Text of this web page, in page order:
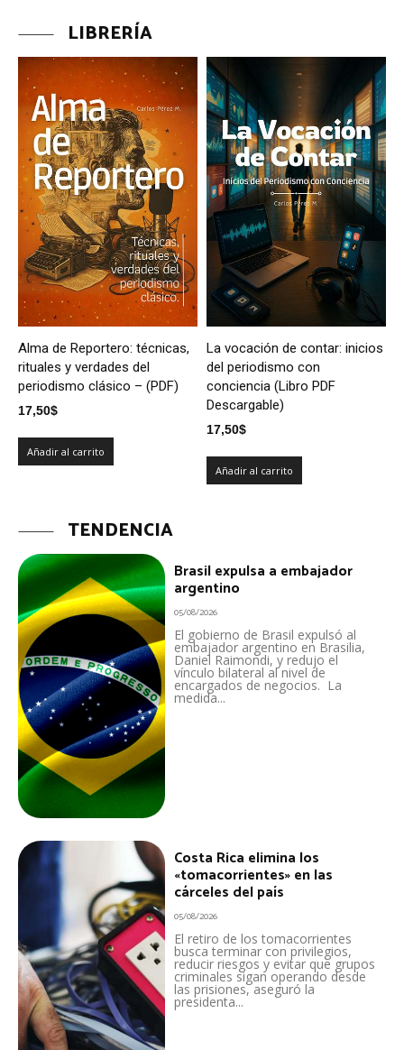
LIBRERÍA
Alma de Reportero: técnicas,
rituales y verdades del
periodismo clásico – (PDF)
17,50$
Añadir al carrito
La vocación de contar: inicios
del periodismo con
conciencia (Libro PDF
Descargable)
17,50$
Añadir al carrito
TENDENCIA
Brasil expulsa a embajador
argentino
05/08/2026
El gobierno de Brasil expulsó al
embajador argentino en Brasilia,
Daniel Raimondi, y redujo el
vínculo bilateral al nivel de
encargados de negocios. La
medida...
Costa Rica elimina los
«tomacorrientes» en las
cárceles del país
05/08/2026
El retiro de los tomacorrientes
busca terminar con privilegios,
reducir riesgos y evitar que grupos
criminales sigan operando desde
las prisiones, aseguró la
presidenta...